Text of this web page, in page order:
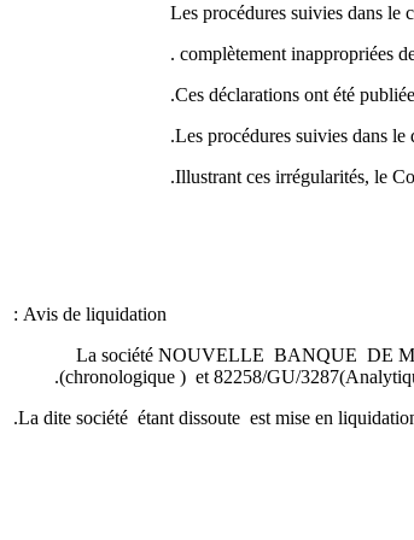
Les procédures suivies dans le
Ces déclarations ont été
Les procédures suivies dans
Illustrant ces irrégularités, le
Avis de liquidation :
La société NOUVELLE BANQUE DE
(chronologique ) et 82258/GU/